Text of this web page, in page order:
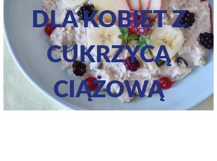
DLA KOBIET Z
CUKRZYCĄ
CIĄŻOWĄ